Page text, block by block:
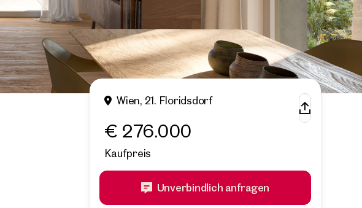
Wien, 21. Floridsdorf
€ 276.000
Kaufpreis
Unverbindlich anfragen